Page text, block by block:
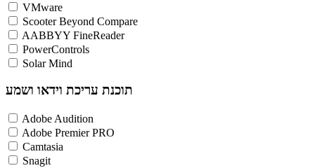
VMware
Scooter Beyond Compare
AABBYY FineReader
PowerControls
Solar Mind
תוכנת עריכת וידאו ושמע
Adobe Audition
Adobe Premier PRO
Camtasia
Snagit